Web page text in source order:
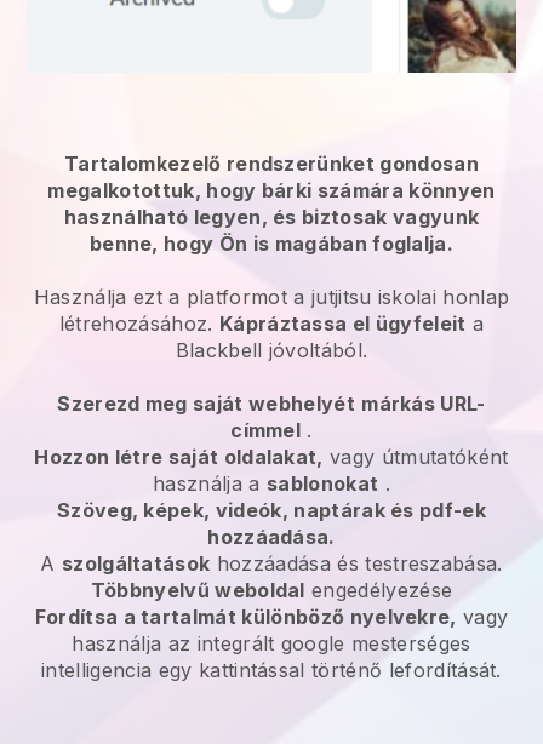
Tartalomkezelő rendszerünket gondosan
megalkotottuk, hogy bárki számára könnyen
használható legyen, és biztosak vagyunk
benne, hogy Ön is magában foglalja.
Használja ezt a platformot a jutjitsu iskolai honlap
létrehozásához. Kápráztassa el ügyfeleit a
Blackbell jóvoltából.
Szerezd meg saját webhelyét márkás URL-
címmel .
Hozzon létre saját oldalakat, vagy útmutatóként
használja a sablonokat .
Szöveg, képek, videók, naptárak és pdf-ek
hozzáadása.
A szolgáltatások hozzáadása és testreszabása.
Többnyelvű weboldal engedélyezése
Fordítsa a tartalmát különböző nyelvekre, vagy
használja az integrált google mesterséges
intelligencia egy kattintással történő lefordítását.